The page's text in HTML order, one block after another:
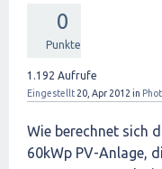
0
Punkte
1.192 Aufrufe
Eingestellt 20, Apr 2012 in
Wie berechnet sich
60kWp PV-Anlage,